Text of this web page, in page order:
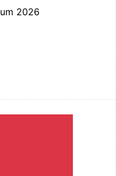
2026